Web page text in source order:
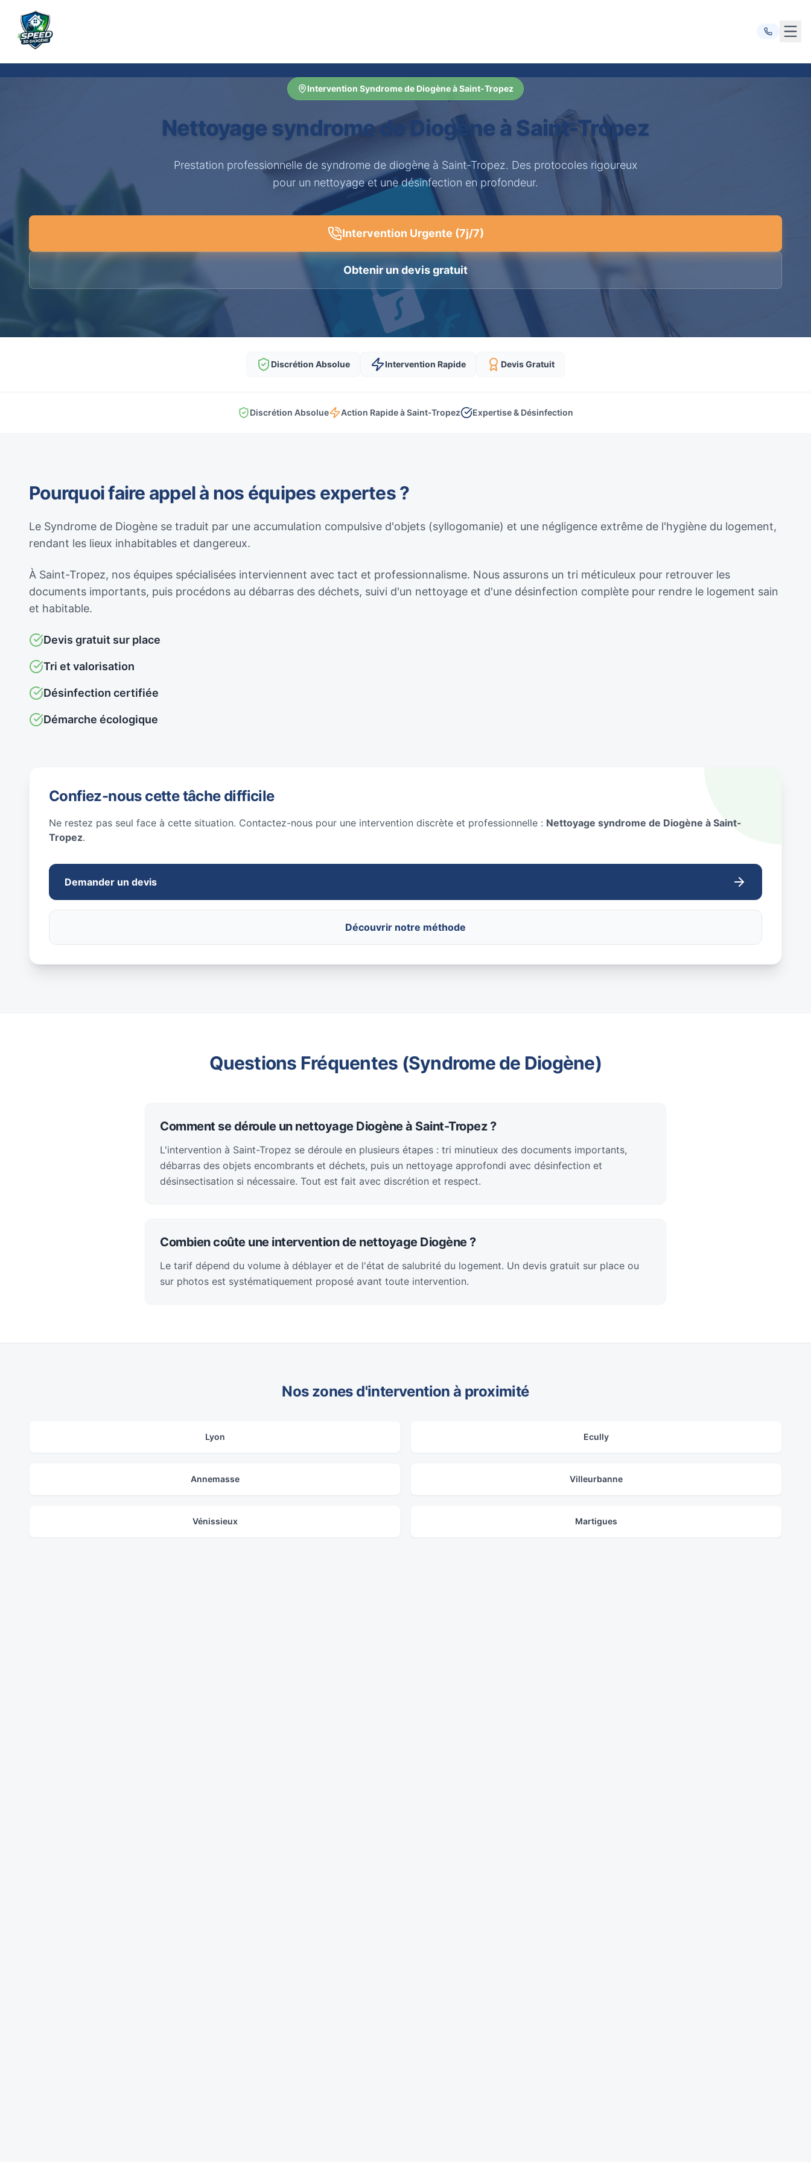
Intervention Syndrome de Diogène à Saint-Tropez
Nettoyage syndrome de Diogène à Saint-Tropez
Prestation professionnelle de syndrome de diogène à Saint-Tropez. Des protocoles rigoureux
pour un nettoyage et une désinfection en profondeur.
Intervention Urgente (7j/7)
Obtenir un devis gratuit
Discrétion Absolue Intervention Rapide Devis Gratuit
Discrétion Absolue Action Rapide à Saint-Tropez Expertise & Désinfection
Pourquoi faire appel à nos équipes expertes ?
Le Syndrome de Diogène se traduit par une accumulation compulsive d'objets (syllogomanie) et une négligence extrême de l'hygiène du logement,
rendant les lieux inhabitables et dangereux.
À Saint-Tropez, nos équipes spécialisées interviennent avec tact et professionnalisme. Nous assurons un tri méticuleux pour retrouver les
documents importants, puis procédons au débarras des déchets, suivi d'un nettoyage et d'une désinfection complète pour rendre le logement sain
et habitable.
Devis gratuit sur place
Tri et valorisation
Désinfection certifiée
Démarche écologique
Confiez-nous cette tâche difficile
Ne restez pas seul face à cette situation. Contactez-nous pour une intervention discrète et professionnelle : Nettoyage syndrome de Diogène à Saint-
Tropez.
Demander un devis
Découvrir notre méthode
Questions Fréquentes (Syndrome de Diogène)
Comment se déroule un nettoyage Diogène à Saint-Tropez ?
L'intervention à Saint-Tropez se déroule en plusieurs étapes : tri minutieux des documents importants,
débarras des objets encombrants et déchets, puis un nettoyage approfondi avec désinfection et
désinsectisation si nécessaire. Tout est fait avec discrétion et respect.
Combien coûte une intervention de nettoyage Diogène ?
Le tarif dépend du volume à déblayer et de l'état de salubrité du logement. Un devis gratuit sur place ou
sur photos est systématiquement proposé avant toute intervention.
Nos zones d'intervention à proximité
Lyon Ecully
Annemasse Villeurbanne
Vénissieux Martigues